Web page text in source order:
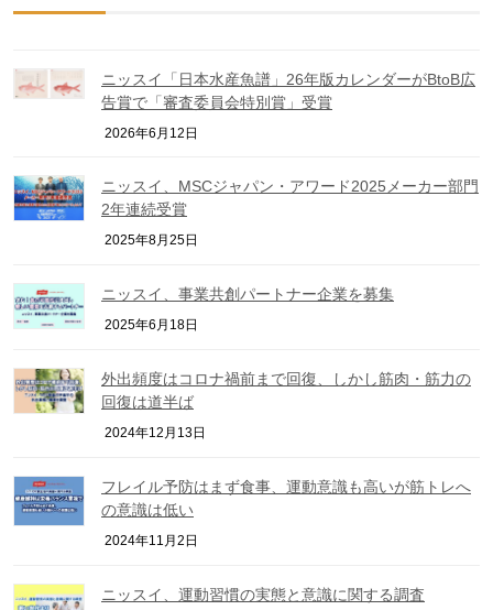
ニッスイ「日本水産魚譜」26年版カレンダーがBtoB広
告賞で「審査委員会特別賞」受賞
2026年6月12日
ニッスイ、MSCジャパン・アワード2025メーカー部門
2年連続受賞
2025年8月25日
ニッスイ、事業共創パートナー企業を募集
2025年6月18日
外出頻度はコロナ禍前まで回復、しかし筋肉・筋力の
回復は道半ば
2024年12月13日
フレイル予防はまず食事、運動意識も高いが筋トレへ
の意識は低い
2024年11月2日
ニッスイ、運動習慣の実態と意識に関する調査